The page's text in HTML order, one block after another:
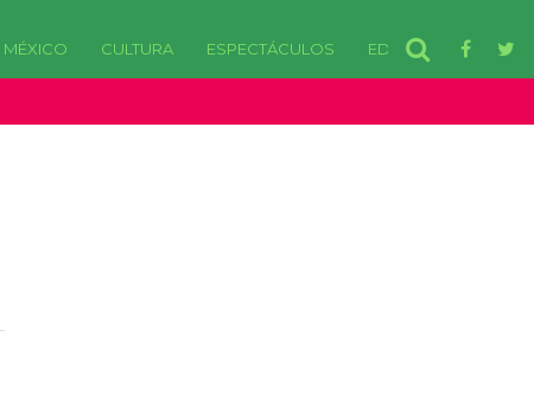
MÉXICO CULTURA ESPECTÁCULOS EDOMEX